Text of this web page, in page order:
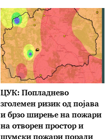
ЦУК: Попладнево
зголемен ризик од појава
и брзо ширење на пожари
на отворен простор и